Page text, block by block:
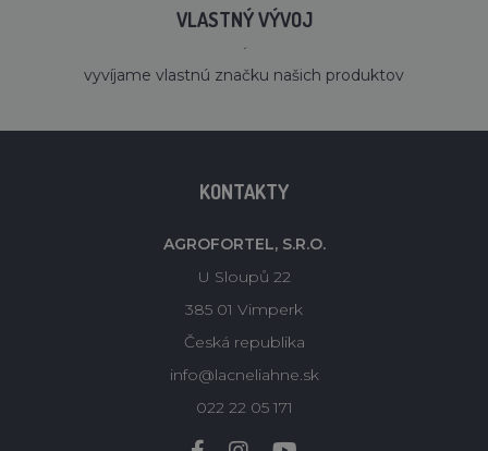
VLASTNÝ VÝVOJ
´
vyvíjame vlastnú značku našich produktov
KONTAKTY
AGROFORTEL, S.R.O.
U Sloupů 22
385 01 Vimperk
Česká republika
info@lacneliahne.sk
022 22 05 171